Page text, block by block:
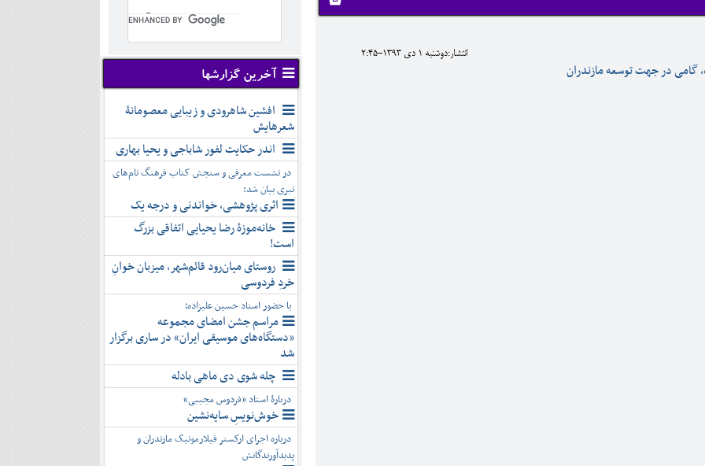
انتشار:دوشنبه 1 دی 1393-2:45
گامی در جهت توسعه مازندران
آخرین گزارشها
افشین شاهرودی و زیبایی معصومانۀ
شعرهایش
اندر حکایت لفور شاباجی و یحیا بهاری
در نشست معرفی و سنجش کتاب فرهنگ نام‌های
تبری بیان شد:
اثری پژوهشی، خواندنی و درجه یک
خانه‌موزۀ رضا یحیایی اتفاقی بزرگ
است!
روستای میان‌رود قائم‌شهر، میزبان خوانِ
خردِ فردوسی
با حضور استاد حسین علیزاده؛
مراسم جشن امضای مجموعه
«دستگاه‌های موسیقی ایران» در ساری برگزار
شد
چله شوی دی ماهی بادله
دربارۀ استاد «فردوس مجیبی»
خوش‌نویسِ سایه‌نشین
درباره اجرای ارکستر فیلارمونیک مازندران و
پدیدآورندگانش